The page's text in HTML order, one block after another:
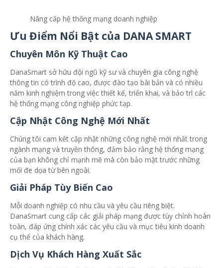
Nâng cấp hệ thống mạng doanh nghiệp
Ưu Điểm Nổi Bật của DANA SMART
Chuyên Môn Kỹ Thuật Cao
DanaSmart sở hữu đội ngũ kỹ sư và chuyên gia công nghệ
thông tin có trình độ cao, được đào tạo bài bản và có nhiều
năm kinh nghiệm trong việc thiết kế, triển khai, và bảo trì các
hệ thống mạng công nghiệp phức tạp.
Cập Nhật Công Nghệ Mới Nhất
Chúng tôi cam kết cập nhật những công nghệ mới nhất trong
ngành mạng và truyền thông, đảm bảo rằng hệ thống mạng
của bạn không chỉ mạnh mẽ mà còn bảo mật trước những
mối đe dọa từ bên ngoài.
Giải Pháp Tùy Biến Cao
Mỗi doanh nghiệp có nhu cầu và yêu cầu riêng biệt.
DanaSmart cung cấp các giải pháp mạng được tùy chỉnh hoàn
toàn, đáp ứng chính xác các yêu cầu và mục tiêu kinh doanh
cụ thể của khách hàng.
Dịch Vụ Khách Hàng Xuất Sắc